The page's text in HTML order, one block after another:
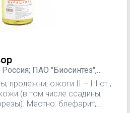
ПАО "Биосинтез",
Россия; Випс-Мед,
пролежни, ожоги II – III ст.,
(в том числе ссадины,
Местно: блефарит,